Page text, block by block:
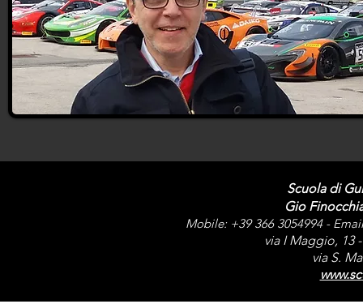
Scuola di
Gio
Mobile: +39 366 3054994 -
via I Maggio, 13
via S.